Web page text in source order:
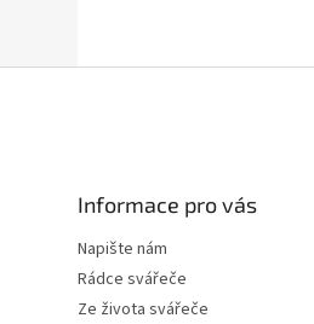
Informace pro vás
Napište nám
Rádce svářeče
Ze života svářeče